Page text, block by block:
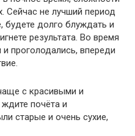
Сейчас не лучший период
будете долго блуждать и
результата. Во время
проголодались, впереди
с красивыми и
почёта и
старые и очень сухие,